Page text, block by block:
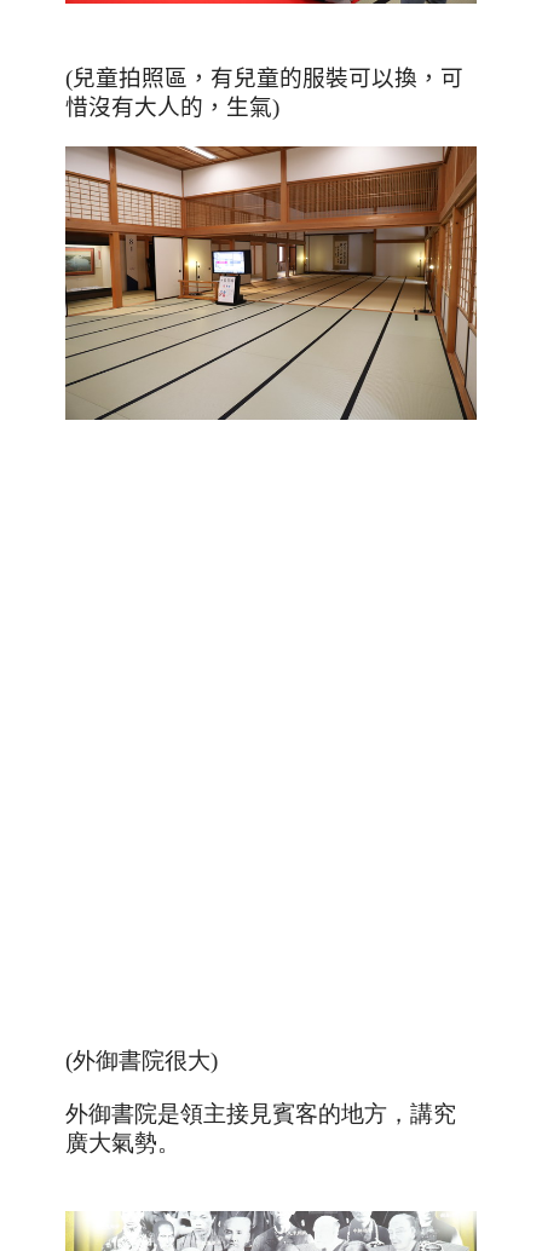
(兒童拍照區，有兒童的服裝可以換，可
惜沒有大人的，生氣)
(外御書院很大)
外御書院是領主接見賓客的地方，講究
廣大氣勢。